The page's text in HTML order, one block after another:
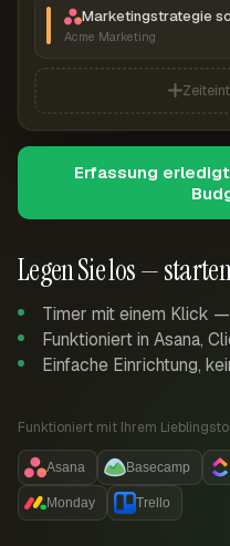
Legen Sie los —
Timer mit einem Klick
Funktioniert in Asana,
Einfache Einrichtung,
Funktioniert mit Ihrem
Asana Basecamp
Monday Trello
Marketingstrategie
Acme Marketing
Erfassung